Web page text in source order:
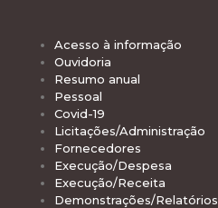
Acesso à informação
Ouvidoria
Resumo anual
Pessoal
Covid-19
Licitações/Administração
Fornecedores
Execução/Despesa
Execução/Receita
Demonstrações/Relatórios